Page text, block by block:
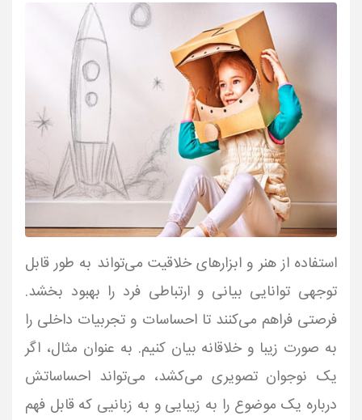
استفاده از هنر و ابزارهای خلاقیت می‌تواند به طور قابل
توجهی توانایی بیانی و ارتباطی فرد را بهبود بخشد.
فرصتی فراهم می‌کنند تا احساسات و تجربیات داخلی را
به صورت زیبا و خلاقانه بیان کنیم. به عنوان مثال، اگر
یک نوجوان تصویری می‌کشد، می‌تواند احساساتش
درباره یک موضوع را به زیبایی و به زبانیی که قابل فهم